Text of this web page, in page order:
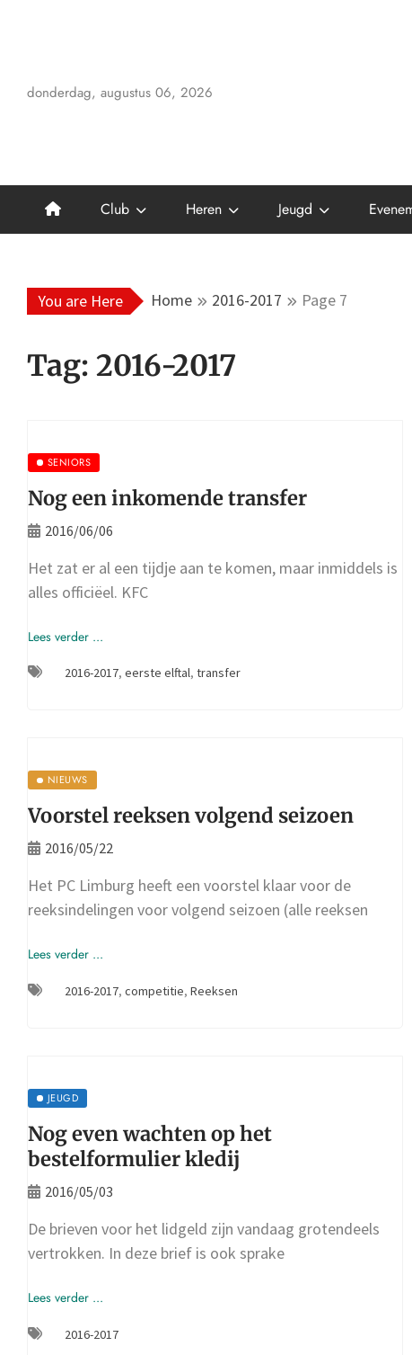
donderdag, augustus 06, 2026
Club Heren Jeugd
You are Here Home 2016-2017 Page 7
Tag: 2016-2017
SENIORS
Nog een inkomende transfer
2016/06/06
Het zat er al een tijdje aan te komen, maar inmiddels is
alles officiëel. KFC
Lees verder ...
2016-2017, eerste elftal, transfer
NIEUWS
Voorstel reeksen volgend seizoen
2016/05/22
Het PC Limburg heeft een voorstel klaar voor de
reeksindelingen voor volgend seizoen (alle reeksen
Lees verder ...
2016-2017, competitie, Reeksen
JEUGD
Nog even wachten op het
bestelformulier kledij
2016/05/03
De brieven voor het lidgeld zijn vandaag grotendeels
vertrokken. In deze brief is ook sprake
Lees verder ...
2016-2017